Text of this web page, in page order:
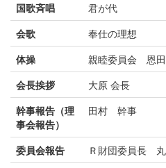
国歌斉唱
君が代
会歌
奉仕の理想
体操
親睦委員会 恩
会長挨拶
大原 会長
幹事報告（理
事会報告）
田村 幹事
委員会報告
Ｒ財団委員長